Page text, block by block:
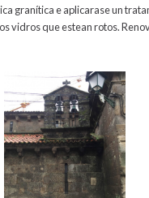
granítica e aplicarase un
vidros que estean rotos.